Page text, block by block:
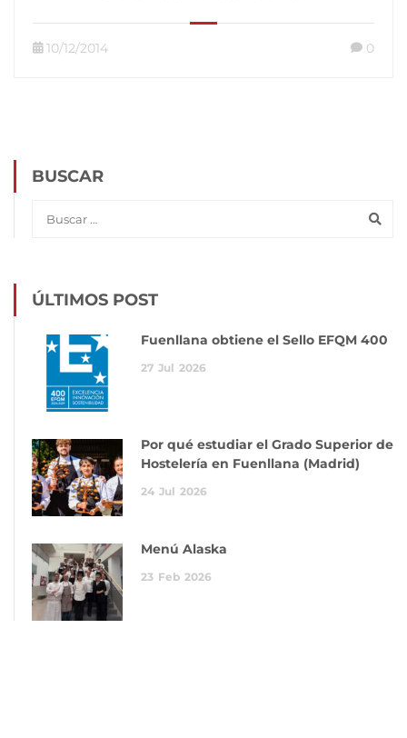
10/12/2014 0
BUSCAR
ÚLTIMOS POST
Fuenllana obtiene el Sello EFQM 400
27 Jul 2026
Por qué estudiar el Grado Superior de
Hostelería en Fuenllana (Madrid)
24 Jul 2026
Menú Alaska
23 Feb 2026